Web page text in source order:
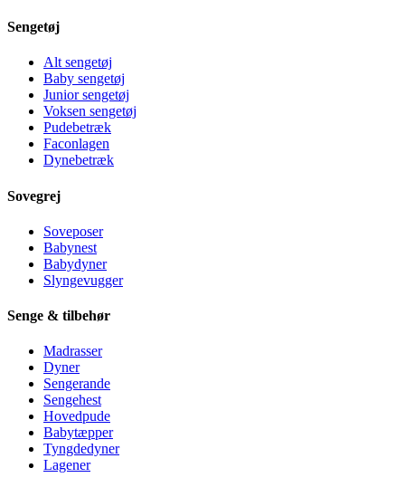
Sengetøj
Alt sengetøj
Baby sengetøj
Junior sengetøj
Voksen sengetøj
Pudebetræk
Faconlagen
Dynebetræk
Sovegrej
Soveposer
Babynest
Babydyner
Slyngevugger
Senge & tilbehør
Madrasser
Dyner
Sengerande
Sengehest
Hovedpude
Babytæpper
Tyngdedyner
Lagener